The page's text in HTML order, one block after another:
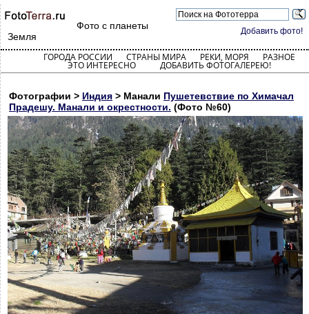
Добавить фото!
Фото с планеты
Земля
ГОРОДА РОССИИ СТРАНЫ МИРА РЕКИ, МОРЯ РАЗНОЕ
ЭТО ИНТЕРЕСНО ДОБАВИТЬ ФОТОГАЛЕРЕЮ!
Фотографии > Индия > Манали Пушетевствие по Химачал
Прадешу. Манали и окрестности. (Фото №60)